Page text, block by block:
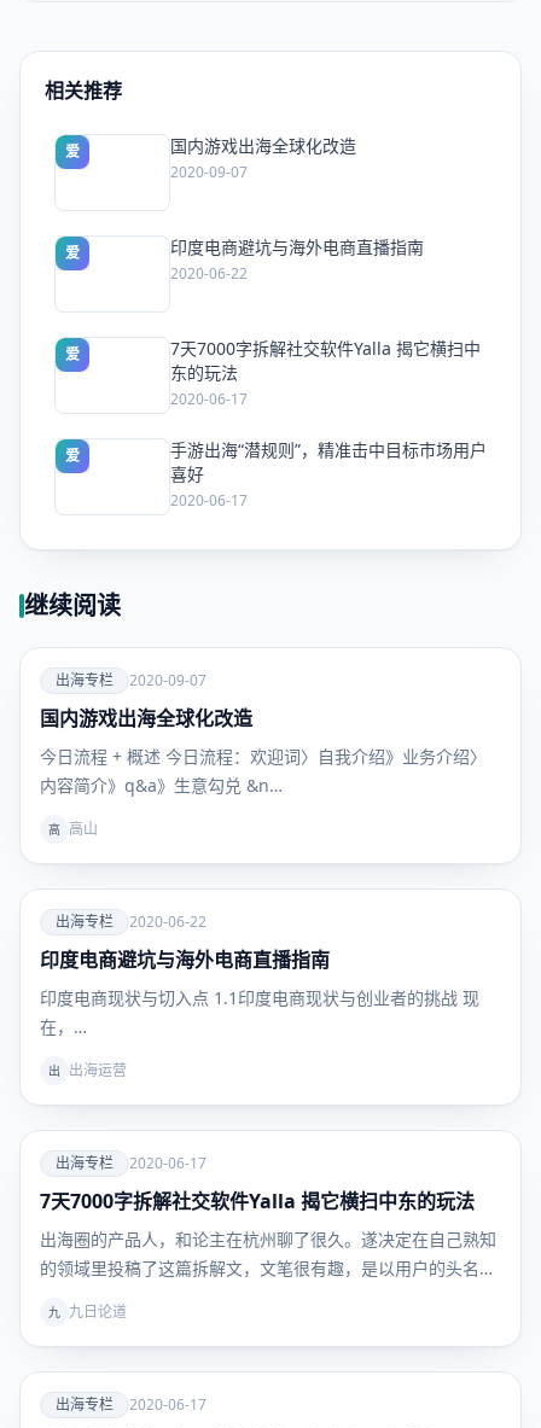
相关推荐
爱 国内游戏出海全球化改造
2020-09-07
爱 印度电商避坑与海外电商直播指南
2020-06-22
爱
7天7000字拆解社交软件Yalla 揭它横扫中
东的玩法
2020-06-17
爱
手游出海“潜规则”，精准击中目标市场用户
喜好
2020-06-17
继续阅读
爱
出海专
栏
出海专栏 2020-09-07
国内游戏出海全球化改造
今⽇流程 + 概述 今日流程：欢迎词〉自我介绍》业务介绍〉
内容简介》q&a》生意勾兑 &n…
高 高山
爱
出海专
栏
出海专栏 2020-06-22
印度电商避坑与海外电商直播指南
印度电商现状与切入点 1.1印度电商现状与创业者的挑战 现
在，…
出 出海运营
爱
出海专
栏
出海专栏 2020-06-17
7天7000字拆解社交软件Yalla 揭它横扫中东的玩法
出海圈的产品人，和论主在杭州聊了很久。遂决定在自己熟知
的领域里投稿了这篇拆解文，文笔很有趣，是以用户的头名人
九 九日论道
爱
出海专栏 2020-06-17